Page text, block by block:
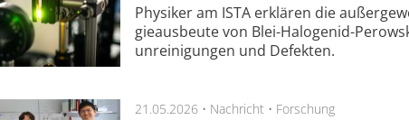
Physiker am ISTA er­klä­ren die
gie­aus­beu­te von Blei-Halo­ge­nid-
unrei­ni­gung­en und De­fek­ten.
21.05.2026 • Nachricht • Forschung